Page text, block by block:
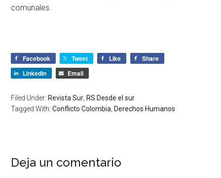
comunales.
Facebook Tweet Like
Share
LinkedIn
Email
Filed Under: Revista Sur RS Desde el sur
Tagged With:Conflicto Colombia Derechos Humanos
Deja un comentario